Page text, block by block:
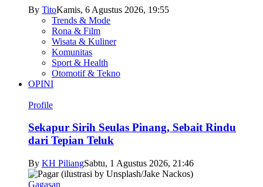
By TitoKamis, 6 Agustus 2026, 19:55
Trends & Mode
Rona & Film
Wisata & Kuliner
Komunitas
Sport & Health
Otomotif & Tekno
OPINI
Profile
Sekapur Sirih Seulas Pinang, Sebait Rindu
dari Tepian Teluk
By KH PiliangSabtu, 1 Agustus 2026, 21:46
Gagasan